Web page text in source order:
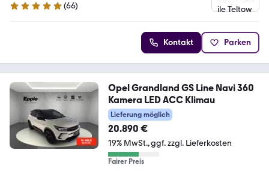
4.8 Sterne
(66)
Kontakt Parken
Opel Grandland GS Line Navi 360
Kamera LED ACC Klimau
Lieferung möglich
20.890 €
19% MwSt. ggf. zzgl. Lieferkosten
Fairer Preis